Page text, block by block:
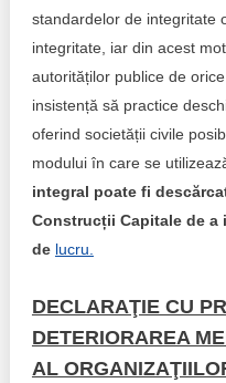
standardelor de integritate
integritate, iar din acest
autorităților publice de
insistență să practice
oferind societății civile
modului în care se
integral poate fi
Construcții Capitale de a
de lucru.
DECLARAŢIE CU
DETERIORAREA
AL